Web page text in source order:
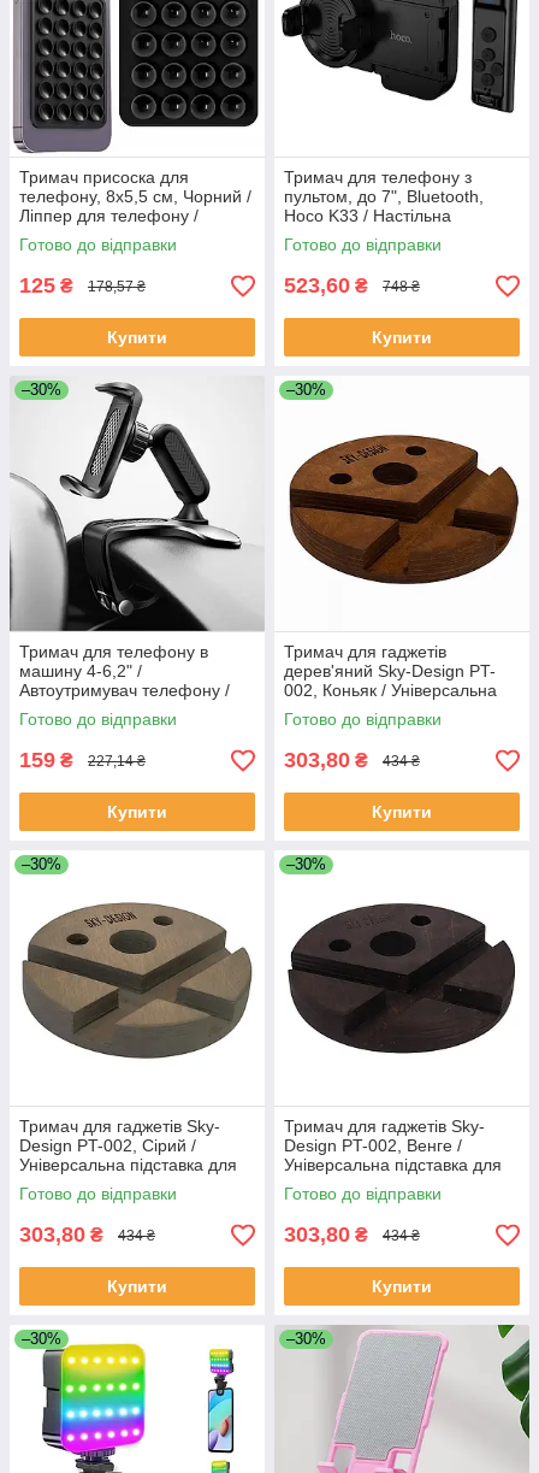
Тримач присоска для
телефону, 8х5,5 см, Чорний /
Ліппер для телефону /
Силіконовий тримач із
присосками на чохол
Готово до відправки
125 ₴ 178,57 ₴
Купити
Тримач для телефону з
пультом, до 7", Bluetooth,
Hoco K33 / Настільна
підставка для телефону /
Тримач для смартфона
Готово до відправки
523,60 ₴ 748 ₴
Купити
–30%
Тримач для телефону в
машину 4-6,2" /
Автоутримувач телефону /
Підставка для телефону в
машину
Готово до відправки
159 ₴ 227,14 ₴
Купити
–30%
Тримач для гаджетів
дерев'яний Sky-Design PT-
002, Коньяк / Універсальна
підставка для телефону /
Настільний тримач телефону
Готово до відправки
303,80 ₴ 434 ₴
Купити
–30%
Тримач для гаджетів Sky-
Design PT-002, Сірий /
Універсальна підставка для
телефона / Настільний
тримач телефона
Готово до відправки
303,80 ₴ 434 ₴
Купити
–30%
Тримач для гаджетів Sky-
Design PT-002, Венге /
Універсальна підставка для
телефона / Настільний
тримач телефона
Готово до відправки
303,80 ₴ 434 ₴
Купити
–30% –30%